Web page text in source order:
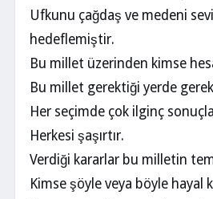
Ufkunu çağdaş ve medeni
hedeflemiştir.
Bu millet üzerinden kimse
Bu millet gerektiği yerde
Her seçimde çok ilginç
Herkesi şaşırtır.
Verdiği kararlar bu milletin
Kimse şöyle veya böyle hayal